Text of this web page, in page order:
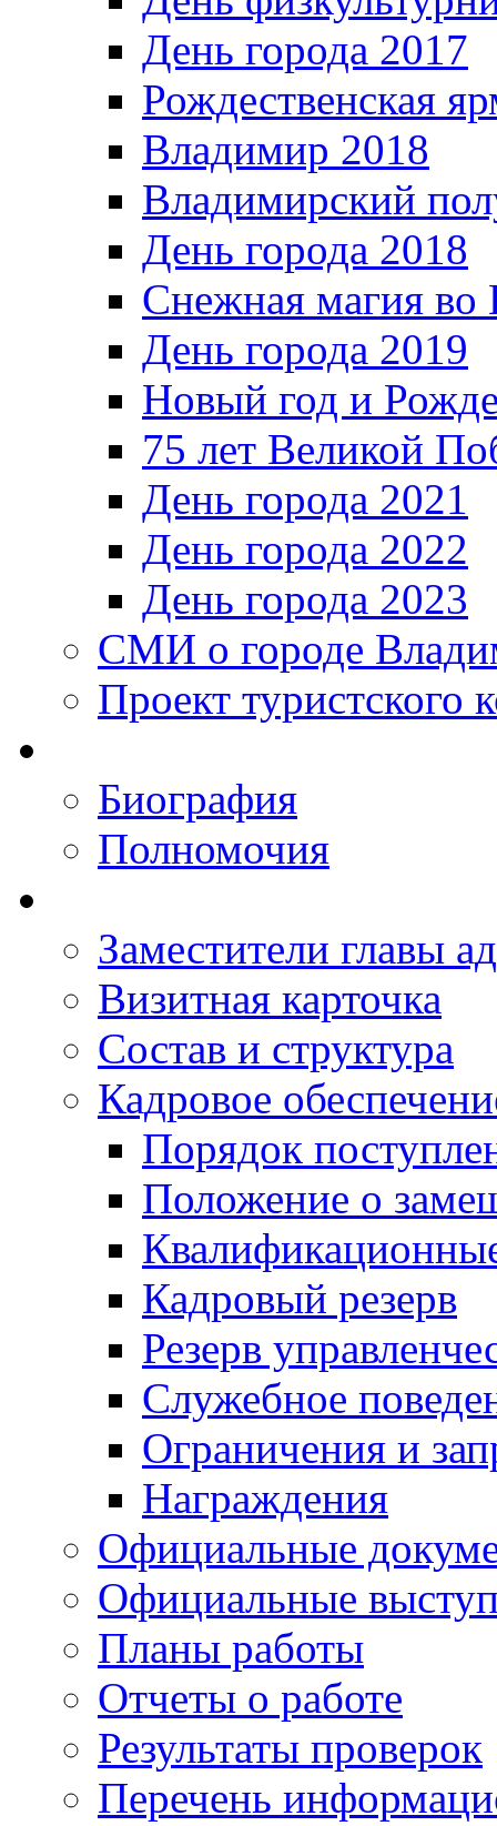
День города 2017
Рождественская
Владимир 2018
Владимирский
День города 2018
Снежная магия во
День города 2019
Новый год и
75 лет Великой
День города 2021
День города 2022
День города 2023
СМИ о городе
Проект туристского
Биография
Полномочия
Заместители главы
Визитная карточка
Состав и структура
Кадровое
Порядок
Положение о
Кадровый резерв
Резерв
Служебное
Ограничения и
Награждения
Официальные
Официальные
Планы работы
Отчеты о работе
Результаты проверок
Перечень